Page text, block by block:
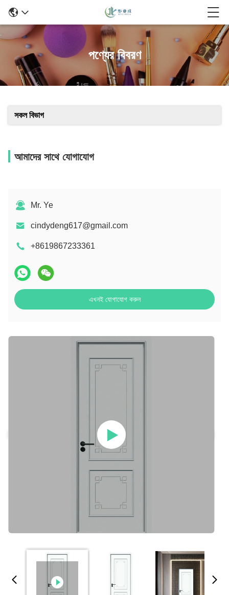
পণ্যের বিবরণ
সকল বিভাগ
আমাদের সাথে যোগাযোগ
Mr. Ye
cindydeng617@gmail.com
+8619867233361
এখনই যোগাযোগ করুন